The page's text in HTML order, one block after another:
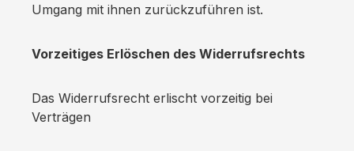
Umgang mit ihnen zurückzuführen ist.
Vorzeitiges Erlöschen des Widerrufsrechts
Das Widerrufsrecht erlischt vorzeitig bei
Verträgen